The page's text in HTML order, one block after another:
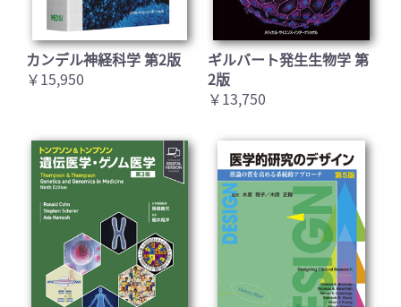
カンデル神経科学 第2版
￥15,950
ギルバート発生生物学 第
2版
￥13,750